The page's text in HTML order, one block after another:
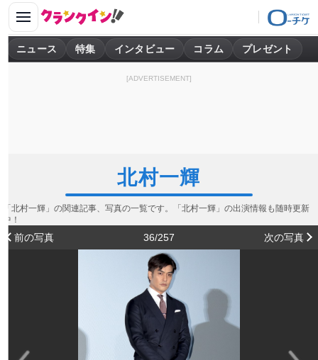
ニュース 特集 インタビュー コラム プレゼント
[ADVERTISEMENT]
北村一輝
「北村一輝」の関連記事、写真の一覧です。「北村一輝」の出演情報も随時更新
中！
前の写真 36/257 次の写真